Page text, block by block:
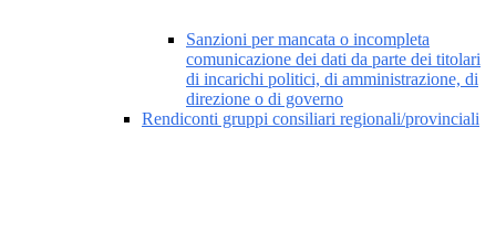
Sanzioni per mancata o incompleta
comunicazione dei dati da parte dei titolari
di incarichi politici, di amministrazione, di
direzione o di governo
Rendiconti gruppi consiliari regionali/provinciali